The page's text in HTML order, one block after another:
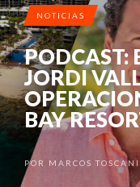
NOTICIAS
PODCAST:
JORDI
BAY
POR MARCOS TOSCANI